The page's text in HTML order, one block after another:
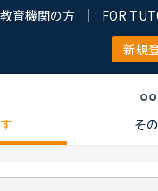
教育機関の方 FOR
新規
そ